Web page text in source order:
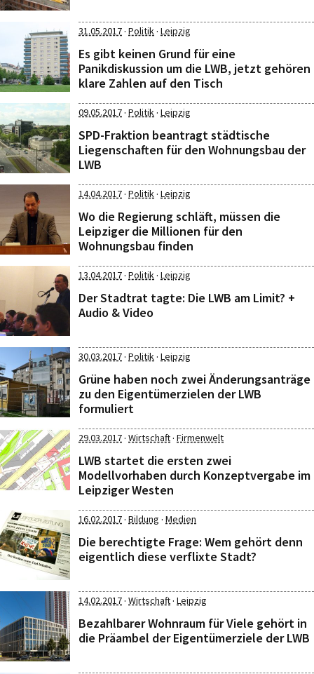
31.05.2017· Politik· Leipzig
Es gibt keinen Grund für eine
Panikdiskussion um die LWB, jetzt gehören
klare Zahlen auf den Tisch
09.05.2017· Politik· Leipzig
SPD-Fraktion beantragt städtische
Liegenschaften für den Wohnungsbau der
LWB
14.04.2017· Politik· Leipzig
Wo die Regierung schläft, müssen die
Leipziger die Millionen für den
Wohnungsbau finden
13.04.2017· Politik· Leipzig
Der Stadtrat tagte: Die LWB am Limit? +
Audio & Video
30.03.2017· Politik· Leipzig
Grüne haben noch zwei Änderungsanträge
zu den Eigentümerzielen der LWB
formuliert
29.03.2017· Wirtschaft· Firmenwelt
LWB startet die ersten zwei
Modellvorhaben durch Konzeptvergabe im
Leipziger Westen
16.02.2017· Bildung · Medien
Die berechtigte Frage: Wem gehört denn
eigentlich diese verflixte Stadt?
14.02.2017· Wirtschaft· Leipzig
Bezahlbarer Wohnraum für Viele gehört in
die Präambel der Eigentümerziele der LWB